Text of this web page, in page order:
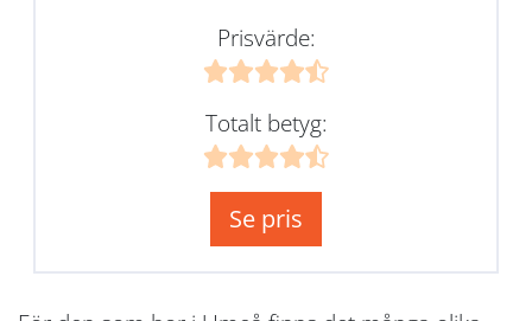
Prisvärde:
Totalt betyg:
Se pris